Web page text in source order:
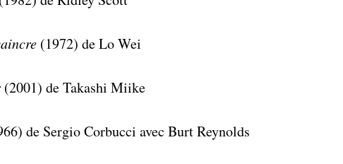
(1972) de Lo Wei
(2001) de Takashi Miike
de Sergio Corbucci avec Burt Reynolds